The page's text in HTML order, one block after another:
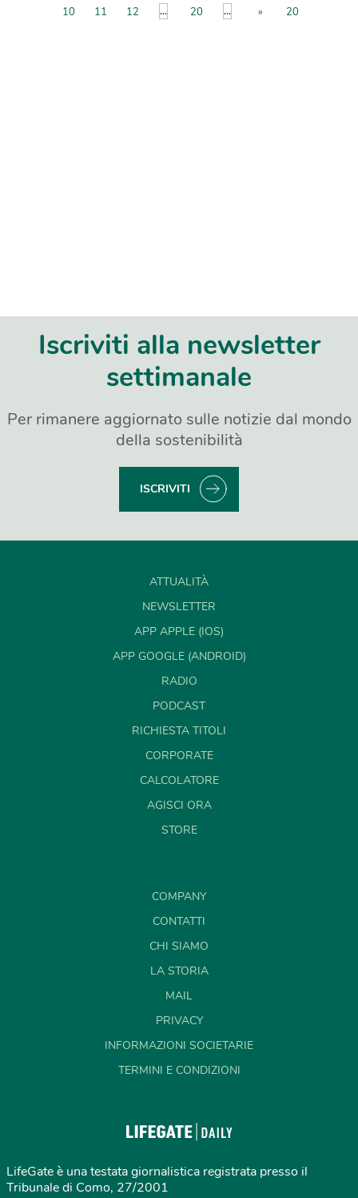
10 11 12 ... 20 ... » 20
Iscriviti alla newsletter
settimanale
Per rimanere aggiornato sulle notizie dal mondo
della sostenibilità
ISCRIVITI
ATTUALITÀ
NEWSLETTER
APP APPLE (IOS)
APP GOOGLE (ANDROID)
RADIO
PODCAST
RICHIESTA TITOLI
CORPORATE
CALCOLATORE
AGISCI ORA
STORE
COMPANY
CONTATTI
CHI SIAMO
LA STORIA
MAIL
PRIVACY
INFORMAZIONI SOCIETARIE
TERMINI E CONDIZIONI
LifeGate è una testata giornalistica registrata presso il
Tribunale di Como, 27/2001